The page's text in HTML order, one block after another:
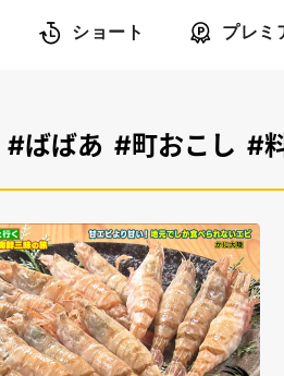
ショート プレミ
#ばばあ #町おこし #